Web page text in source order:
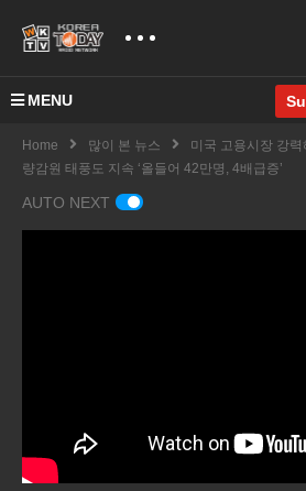
MENU
Home 많이 본 뉴스
미국 고용시장 강력
량감원 태풍도 지속 ‘올들어 42만명, 4배급증’
AUTO NEXT